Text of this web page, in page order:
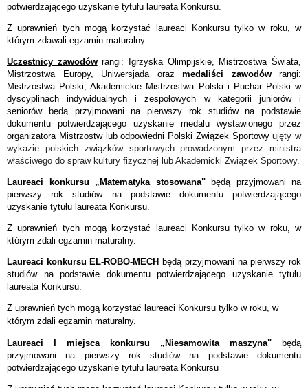
potwierdzającego uzyskanie tytułu laureata Konkursu.
Z uprawnień tych mogą korzystać laureaci Konkursu tylko w roku, w
którym zdawali egzamin maturalny.
Uczestnicy zawodówrangi: Igrzyska Olimpijskie, Mistrzostwa Świata,
Mistrzostwa Europy, Uniwersjada oraz medaliści zawodówrangi:
Mistrzostwa Polski, Akademickie Mistrzostwa Polski i Puchar Polski w
dyscyplinach indywidualnych i zespołowych w kategorii juniorów i
seniorów będą przyjmowani na pierwszy rok studiów na podstawie
dokumentu potwierdzającego uzyskanie medalu wystawionego przez
organizatora Mistrzostw lub odpowiedni Polski Związek Sportowyujęty w
wykazie polskich związków sportowych prowadzonym przez ministra
właściwego do spraw kultury fizycznej lub Akademicki Związek Sportowy.
Laureaci konkursu „Matematyka stosowana"będą przyjmowani na
pierwszy rok studiów na podstawie dokumentu potwierdzającego
uzyskanie tytułu laureata Konkursu.
Z uprawnień tych mogą korzystać laureaci Konkursu tylko w roku, w
którym zdali egzamin maturalny.
Laureaci konkursu EL-ROBO-MECH będą przyjmowani na pierwszy rok
studiów na podstawie dokumentu potwierdzającego uzyskanie tytułu
laureata Konkursu.
Z uprawnień tych mogą korzystać laureaci Konkursu tylko w roku, w
którym zdali egzamin maturalny.
Laureaci I miejsca konkursu „Niesamowita maszyna" będą
przyjmowani na pierwszy rok studiów na podstawie dokumentu
potwierdzającego uzyskanie tytułu laureata Konkursu